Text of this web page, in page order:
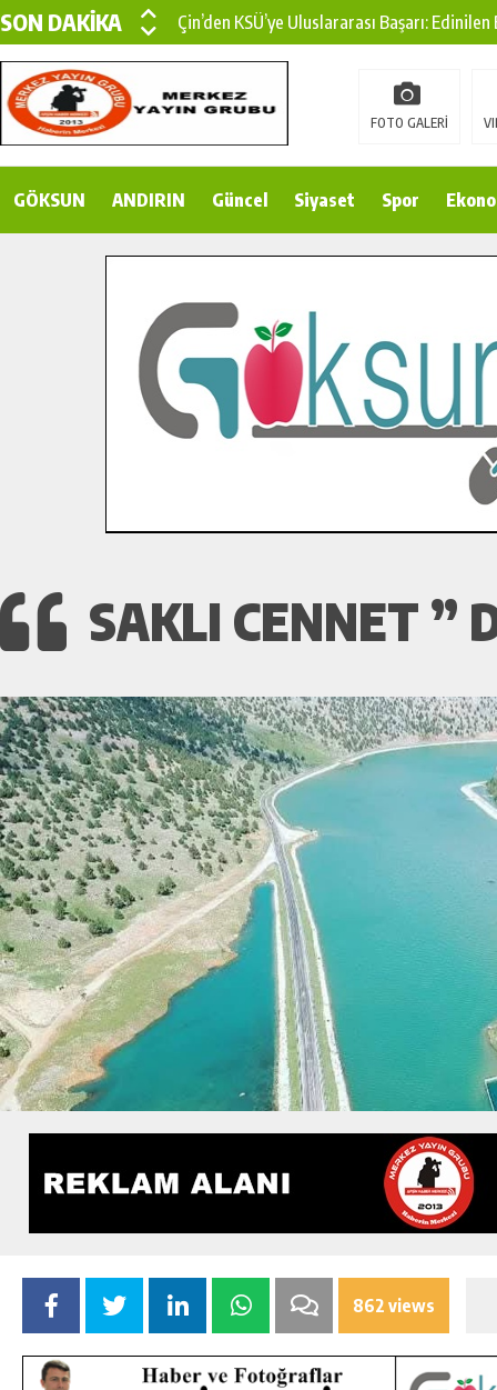
SON DAKİKA
Çin’den KSÜ’ye Uluslararası Başarı:
Büyükşehir, Türkoğlu Derebaşı Sokak’ta
Gençler Pusula Maraş Kampında Yeni
Büyükşehir, Göksun Kırsalında Ulaşım
FOTO GALERİ
GÖKSUN ANDIRIN Güncel Siyaset Spor
SAKLI CENNET ”
862 views